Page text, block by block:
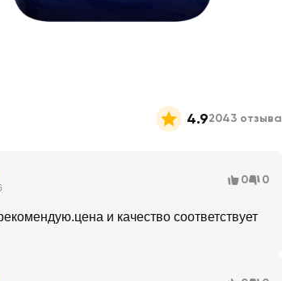
4.92043 отзыва
0 0
и качество соответствует